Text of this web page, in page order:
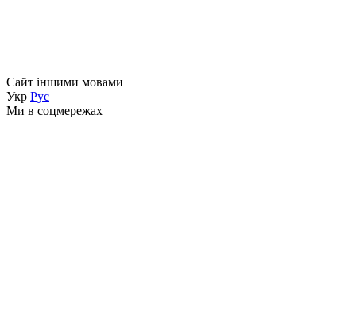
Сайт іншими мовами
Укр Рус
Ми в соцмережах